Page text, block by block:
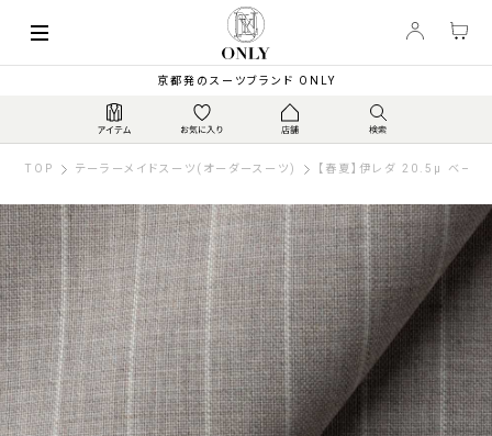
京都発のスーツブランド ONLY
TOP テーラーメイドスーツ(オーダースーツ) 【春夏】伊レダ 20.5μ ベージ